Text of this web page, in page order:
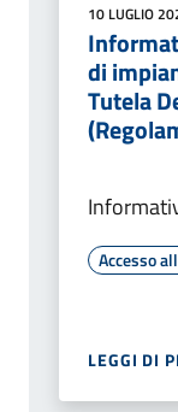
10 LUGLIO
di
Tutela
Accesso
LEGGI DI